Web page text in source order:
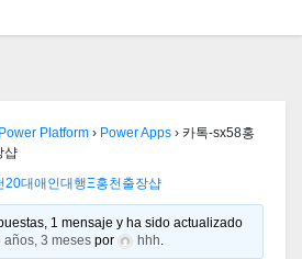
Platform › Power Apps › 카톡-sx58홍
샵
20대애인대행Ξ홍천출장샵
1 mensaje y ha sido actualizado
años, 3 meses por hhh.